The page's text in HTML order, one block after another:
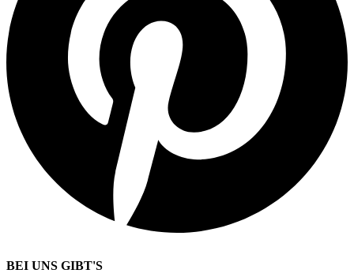
BEI UNS GIBT'S